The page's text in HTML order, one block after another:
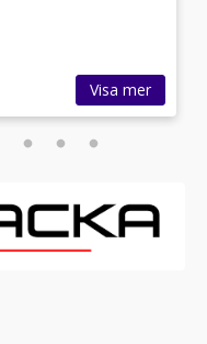
Visa mer